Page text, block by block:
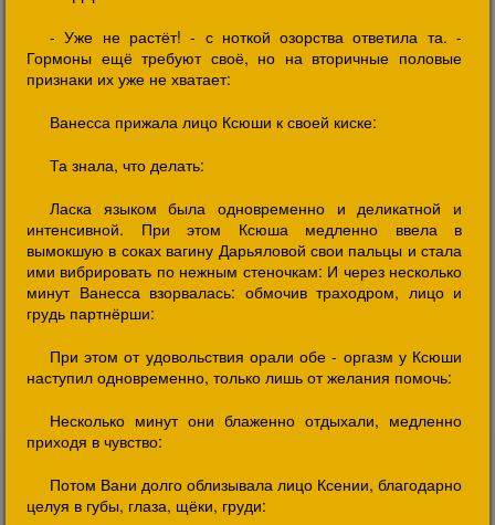
- Уже не растёт! - с ноткой озорства ответила та. -
Гормоны ещё требуют своё, но на вторичные половые
признаки их уже не хватает:
Ванесса прижала лицо Ксюши к своей киске:
Та знала, что делать:
Ласка языком была одновременно и деликатной и
интенсивной. При этом Ксюша медленно ввела в
вымокшую в соках вагину Дарьяловой свои пальцы и стала
ими вибрировать по нежным стеночкам: И через несколько
минут Ванесса взорвалась: обмочив траходром, лицо и
грудь партнёрши:
При этом от удовольствия орали обе - оргазм у Ксюши
наступил одновременно, только лишь от желания помочь:
Несколько минут они блаженно отдыхали, медленно
приходя в чувство:
Потом Вани долго облизывала лицо Ксении, благодарно
целуя в губы, глаза, щёки, груди: